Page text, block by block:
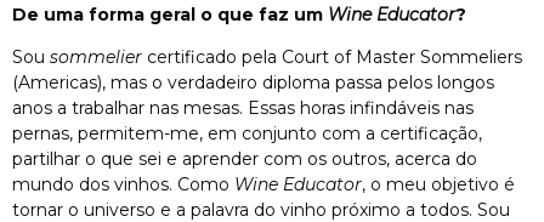
De uma forma geral o que faz um Wine Educator?
Sou sommelier certificado pela Court of Master Sommeliers
(Americas), mas o verdadeiro diploma passa pelos longos
anos a trabalhar nas mesas. Essas horas infindáveis nas
pernas, permitem-me, em conjunto com a certificação,
partilhar o que sei e aprender com os outros, acerca do
mundo dos vinhos. Como Wine Educator, o meu objetivo é
tornar o universo e a palavra do vinho próximo a todos. Sou